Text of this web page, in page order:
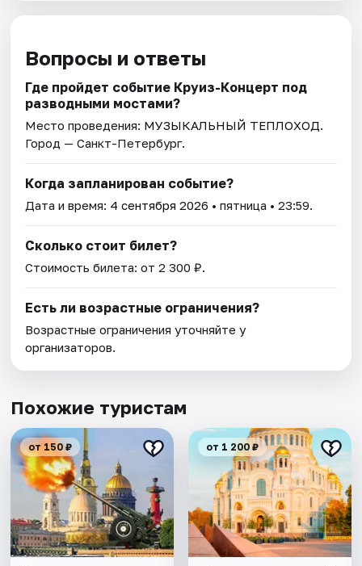
Вопросы и ответы
Где пройдет событие Круиз-Концерт под
разводными мостами?
Место проведения: МУЗЫКАЛЬНЫЙ ТЕПЛОХОД.
Город — Санкт-Петербург.
Когда запланирован событие?
Дата и время: 4 сентября 2026 • пятница • 23:59.
Сколько стоит билет?
Стоимость билета: от 2 300 ₽.
Есть ли возрастные ограничения?
Возрастные ограничения уточняйте у
организаторов.
Похожие туристам
от 150 ₽ от 1 200 ₽